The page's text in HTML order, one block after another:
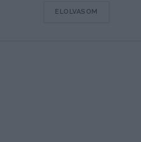
ELOLVASOM